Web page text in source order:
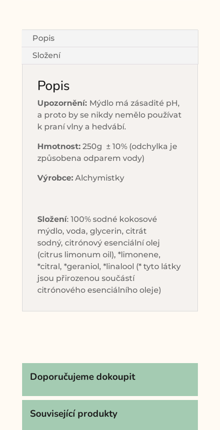
Popis
Složení
Popis
Upozornění: Mýdlo má zásadité pH,
a proto by se nikdy nemělo používat
k praní vlny a hedvábí.
Hmotnost:250g ± 10% (odchylka je
způsobena odparem vody)
Výrobce:Alchymistky
Složení: 100% sodné kokosové
mýdlo, voda, glycerin, citrát
sodný, citrónový esenciální olej
(citrus limonum oil), *limonene,
*citral, *geraniol, *linalool (* tyto látky
jsou přirozenou součástí
citrónového esenciálního oleje)
Doporučujeme dokoupit
Související produkty